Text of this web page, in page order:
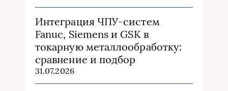
Интеграция ЧПУ-систем
Fanuc, Siemens и GSK в
токарную металлообработку:
сравнение и подбор
31.07.2026